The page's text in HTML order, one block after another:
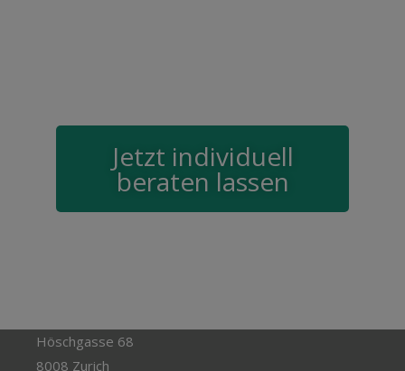
Jetzt individuell
beraten lassen
Höschgasse 68
8008 Zurich